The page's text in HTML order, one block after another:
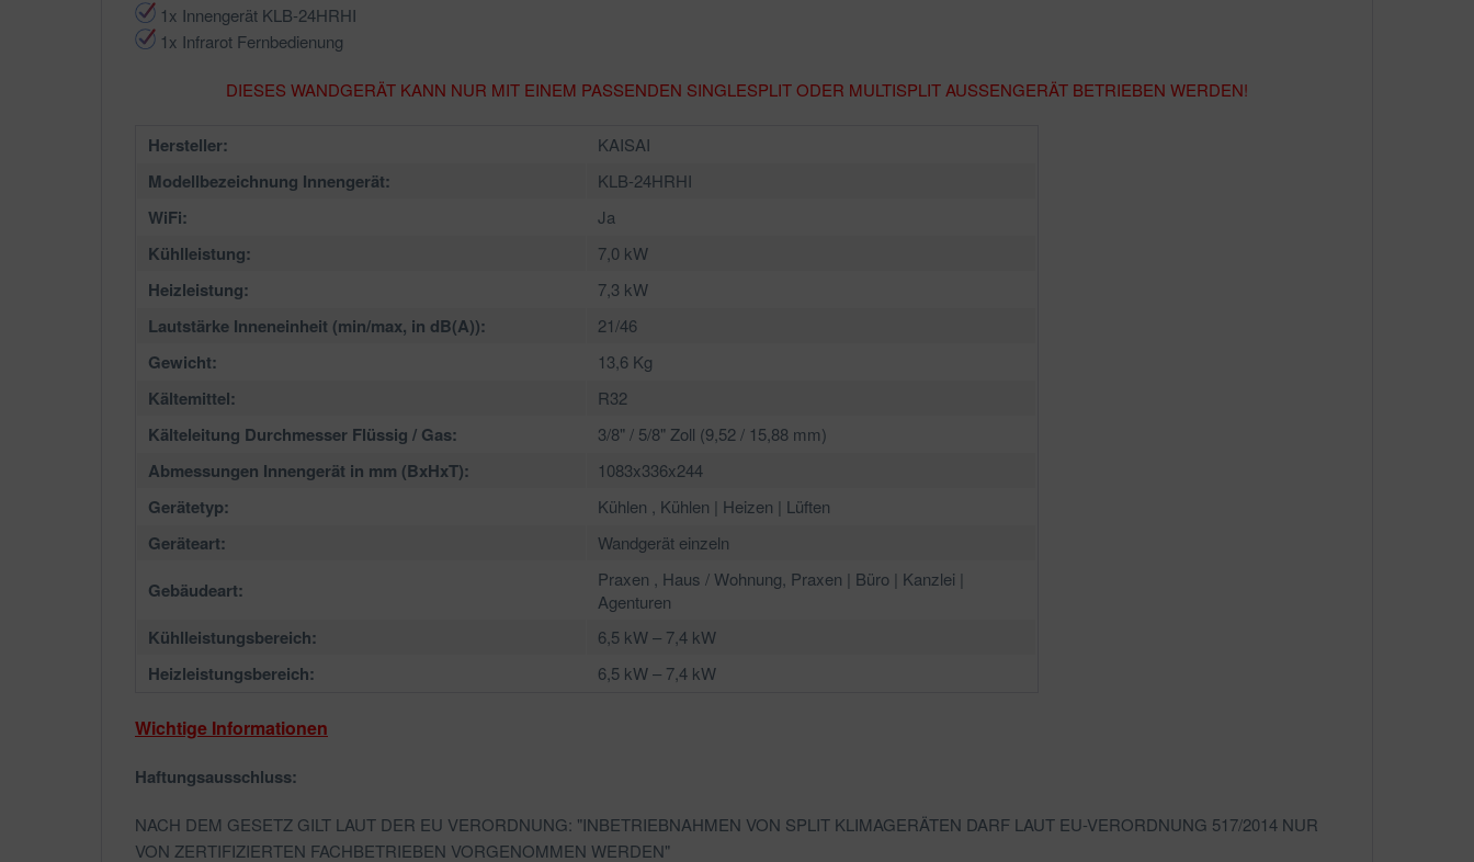
1x Innengerät KLB-24HRHI
1x Infrarot Fernbedienung
DIESES WANDGERÄT KANN NUR MIT EINEM PASSENDEN SINGLESPLIT ODER MULTISPLIT AUSSENGERÄT BETRIEBEN WERDEN!
Hersteller: KAISAI
Modellbezeichnung Innengerät: KLB-24HRHI
WiFi: Ja
Kühlleistung: 7,0 kW
Heizleistung: 7,3 kW
Lautstärke Inneneinheit (min/max, in dB(A)): 21/46
Gewicht: 13,6 Kg
Kältemittel: R32
Kälteleitung Durchmesser Flüssig / Gas: 3/8" / 5/8" Zoll (9,52 / 15,88 mm)
Abmessungen Innengerät in mm (BxHxT): 1083x336x244
Gerätetyp: Kühlen , Kühlen | Heizen | Lüften
Geräteart: Wandgerät einzeln
Gebäudeart:
Praxen , Haus / Wohnung, Praxen | Büro | Kanzlei |
Agenturen
Kühlleistungsbereich: 6,5 kW – 7,4 kW
Heizleistungsbereich: 6,5 kW – 7,4 kW
Wichtige Informationen
Haftungsausschluss:
NACH DEM GESETZ GILT LAUT DER EU VERORDNUNG: "INBETRIEBNAHMEN VON SPLIT KLIMAGERÄTEN DARF LAUT EU-VERORDNUNG 517/2014 NUR
VON ZERTIFIZIERTEN FACHBETRIEBEN VORGENOMMEN WERDEN"